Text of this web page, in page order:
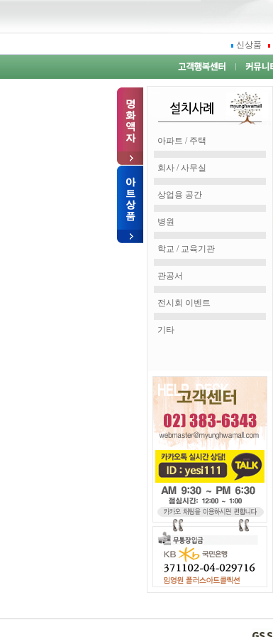
신상품
아파트 / 주택
회사 / 사무실
상업용 공간
병원
학교 / 교육기관
관공서
전시회 이벤트
기타